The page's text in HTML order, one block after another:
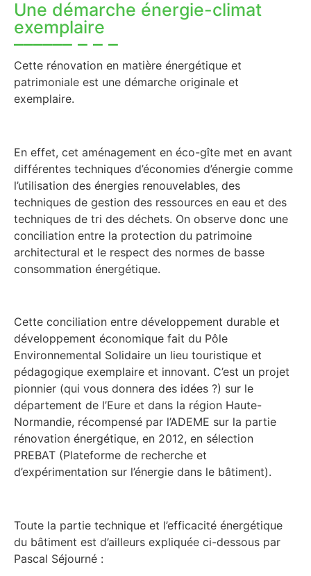
Une démarche énergie-climat
exemplaire
Cette rénovation en matière énergétique et
patrimoniale est une démarche originale et
exemplaire.
En effet, cet aménagement en éco-gîte met en avant
différentes techniques d’économies d’énergie comme
l’utilisation des énergies renouvelables, des
techniques de gestion des ressources en eau et des
techniques de tri des déchets. On observe donc une
conciliation entre la protection du patrimoine
architectural et le respect des normes de basse
consommation énergétique.
Cette conciliation entre développement durable et
développement économique fait du Pôle
Environnemental Solidaire un lieu touristique et
pédagogique exemplaire et innovant. C’est un projet
pionnier (qui vous donnera des idées ?) sur le
département de l’Eure et dans la région Haute-
Normandie, récompensé par l’ADEME sur la partie
rénovation énergétique, en 2012, en sélection
PREBAT (Plateforme de recherche et
d’expérimentation sur l’énergie dans le bâtiment).
Toute la partie technique et l’efficacité énergétique
du bâtiment est d’ailleurs expliquée ci-dessous par
Pascal Séjourné :